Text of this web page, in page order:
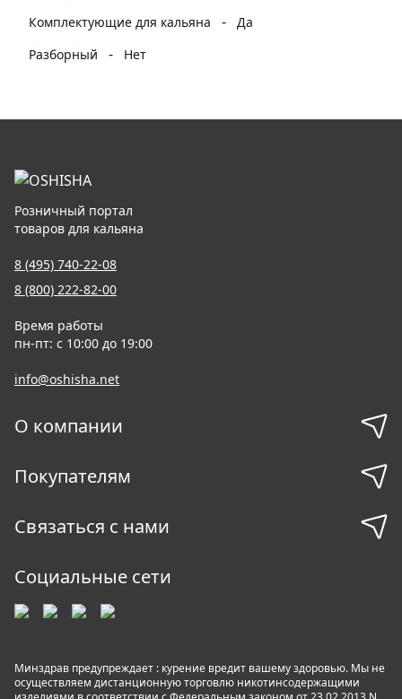
Комплектующие для кальяна
- Да
Разборный
- Нет
Розничный портал
товаров для кальяна
8 (495) 740-22-08
8 (800) 222-82-00
Время работы
пн-пт: с 10:00 до 19:00
info@oshisha.net
О компании
Покупателям
Связаться с нами
Социальные сети
Минздрав предупреждает : курение вредит вашему здоровью. Мы не
осуществляем дистанционную торговлю никотинсодержащими